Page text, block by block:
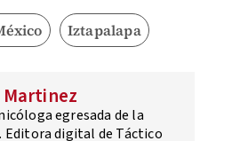
Iztapalapa
Martinez
egresada de la
Editora digital de Táctico